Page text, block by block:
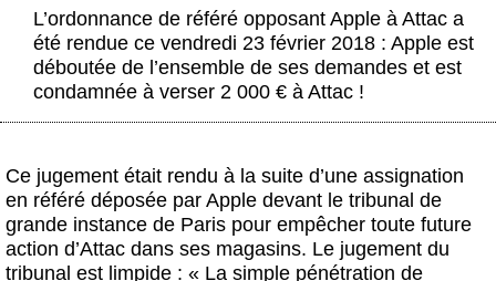
Boutique
L’ordonnance de référé opposant Apple à Attac a
été rendue ce vendredi 23 février 2018 : Apple est
déboutée de l’ensemble de ses demandes et est
condamnée à verser 2 000 € à Attac !
Ce jugement était rendu à la suite d’une assignation
en référé déposée par Apple devant le tribunal de
grande instance de Paris pour empêcher toute future
action d’Attac dans ses magasins. Le jugement du
tribunal est limpide : « La simple pénétration de